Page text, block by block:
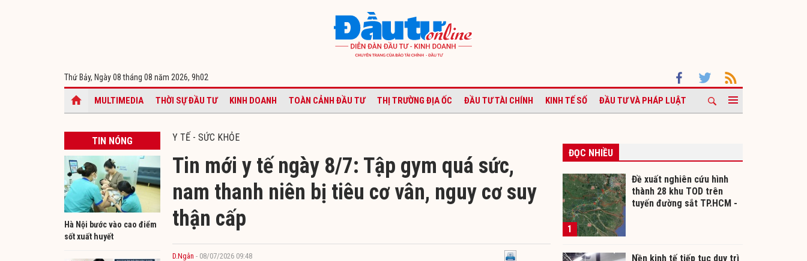
Thứ Bảy, Ngày 08 tháng 08 năm 2026, 9h02
MULTIMEDIA THỜI SỰ ĐẦU TƯ KINH DOANH TOÀN CẢNH ĐẦU TƯ THỊ TRƯỜNG ĐỊA ỐC ĐẦU TƯ TÀI CHÍNH KINH TẾ SỐ ĐẦU TƯ VÀ PHÁP LUẬT
TIN NÓNG
Hà Nội bước vào cao điểm
sốt xuất huyết
Y TẾ - SỨC KHỎE
Tin mới y tế ngày 8/7: Tập gym quá sức,
nam thanh niên bị tiêu cơ vân, nguy cơ suy
thận cấp
D.Ngân - 08/07/2026 09:48
ĐỌC NHIỀU
1
Đề xuất nghiên cứu hình
thành 28 khu TOD trên
tuyến đường sắt TP.HCM -
Nền kinh tế tiếp tục duy trì